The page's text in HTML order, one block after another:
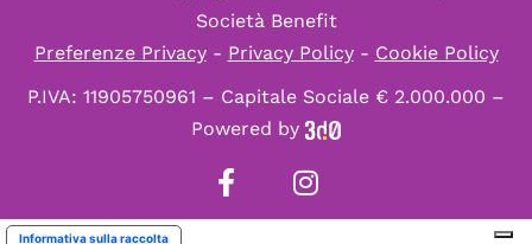
Società Benefit
Preferenze Privacy- Privacy Policy- Cookie Policy
P.IVA: 11905750961 – Capitale Sociale € 2.000.000 –
Powered by
Informativa sulla raccolta